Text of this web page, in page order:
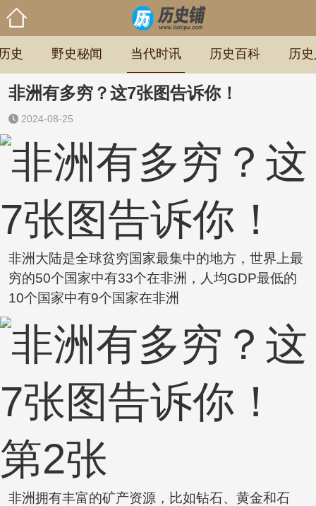
史 野史秘闻 当代时讯 历史百科 历
非洲有多穷？这7张图告诉你！
2024-08-25
非洲大陆是全球贫穷国家最集中的地方，世界上最
穷的50个国家中有33个在非洲，人均GDP最低的
10个国家中有9个国家在非洲
非洲拥有丰富的矿产资源，比如钻石、黄金和石